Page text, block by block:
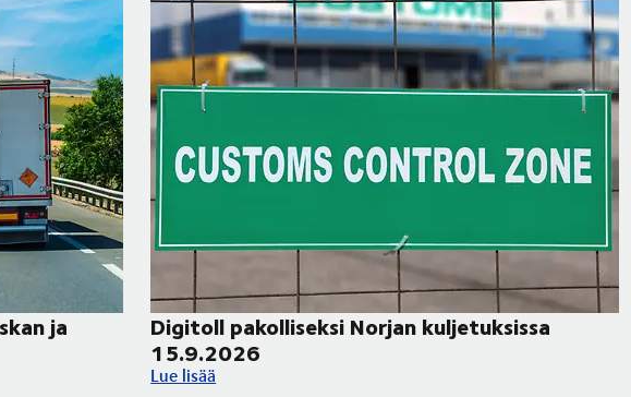
ja
maastopaloalueilla
Digitoll pakolliseksi Norjan kuljetuksissa
15.9.2026
Digitoll pakolliseksi Norjan kuljetuksissa 15.9.2026
Lue lisää